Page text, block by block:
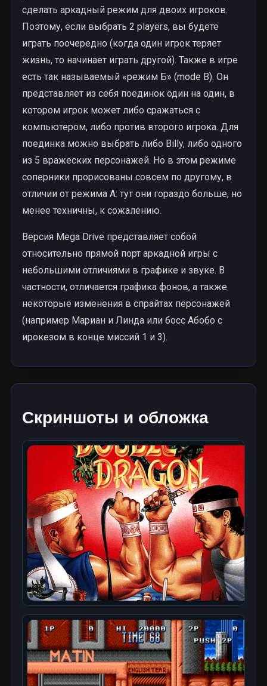
сделать аркадный режим для двоих игроков.
Поэтому, если выбрать 2 players, вы будете
играть поочередно (когда один игрок теряет
жизнь, то начинает играть другой). Также в игре
есть так называемый «режим Б» (mode B). Он
представляет из себя поединок один на один, в
котором игрок может либо сражаться с
компьютером, либо против второго игрока. Для
поединка можно выбрать либо Billy, либо одного
из 5 вражеских персонажей. Но в этом режиме
соперники прорисованы совсем по другому, в
отличии от режима А: тут они гораздо больше, но
менее техничны, к сожалению.
Версия Mega Drive представляет собой
относительно прямой порт аркадной игры с
небольшими отличиями в графике и звуке. В
частности, отличается графика фонов, а также
некоторые изменения в спрайтах персонажей
(например Мариан и Линда или босс Абобо с
ирокезом в конце миссий 1 и 3).
Скриншоты и обложка